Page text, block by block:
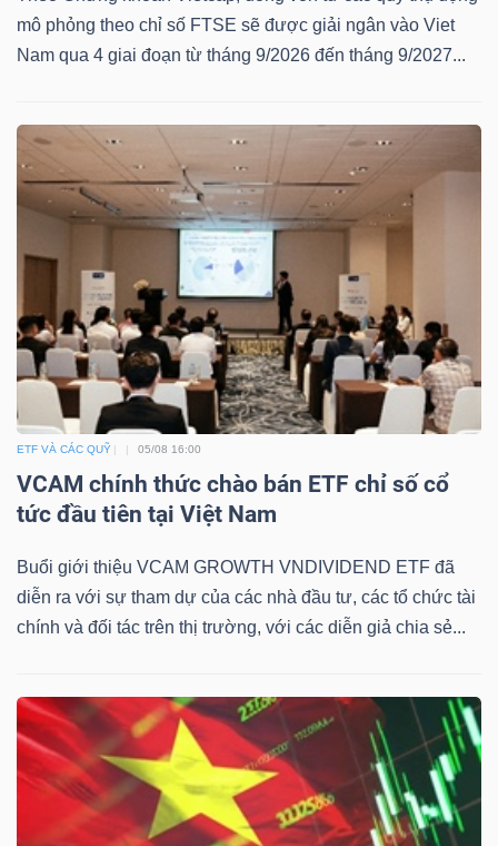
mô phỏng theo chỉ số FTSE sẽ được giải ngân vào Viet
Nam qua 4 giai đoạn từ tháng 9/2026 đến tháng 9/2027...
ETF VÀ CÁC QUỸ 05/08 16:00
VCAM chính thức chào bán ETF chỉ số cổ
tức đầu tiên tại Việt Nam
Buổi giới thiệu VCAM GROWTH VNDIVIDEND ETF đã
diễn ra với sự tham dự của các nhà đầu tư, các tổ chức tài
chính và đối tác trên thị trường, với các diễn giả chia sẻ...
đạo
(-)
Tin
tức
Bài
viết
của
giả
(-)
cáo
phân
tích
Thuật
ngữ